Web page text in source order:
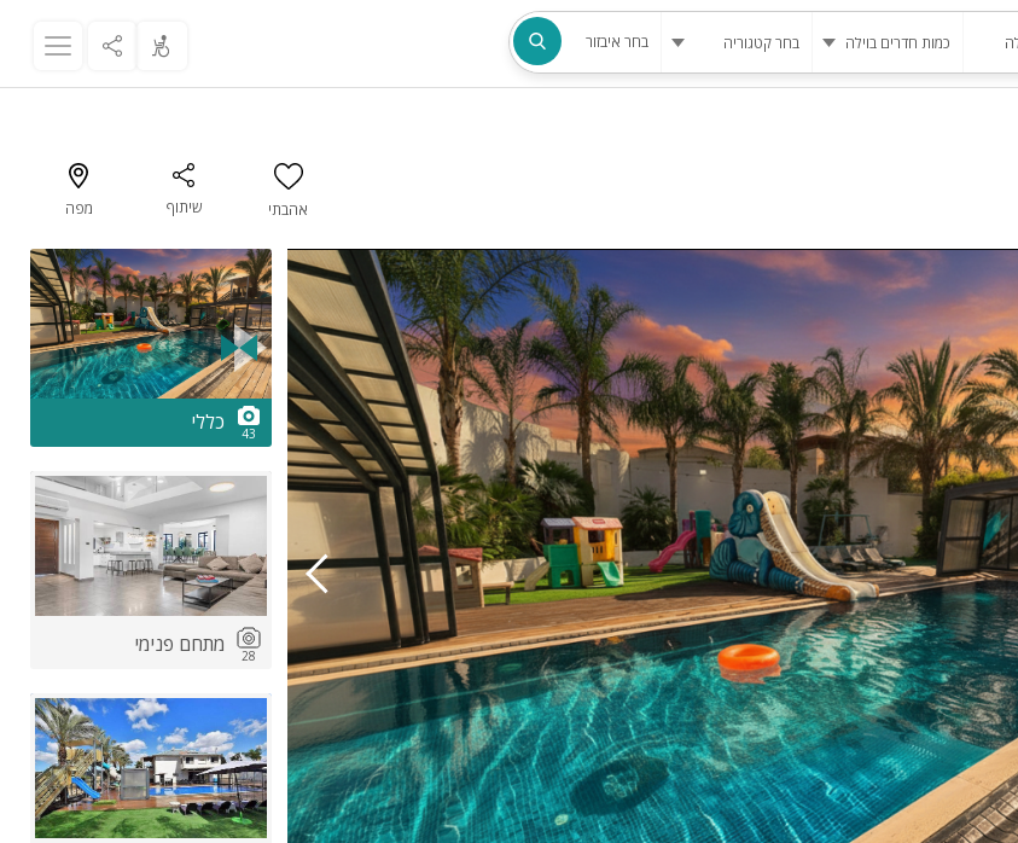
בחר איבזור
פינת מנגל
להשכרה
סאונה
קריוקי
גקוזי
שולחן סנוקר
פלייסטיישן
Xbox
ארוחת בוקר
שולחן פוקר
מקרן
גישה לנכים
קבוצות גדולות
אהבתי שיתוף מפה
2/43
43 כללי
28 מתחם פנימי